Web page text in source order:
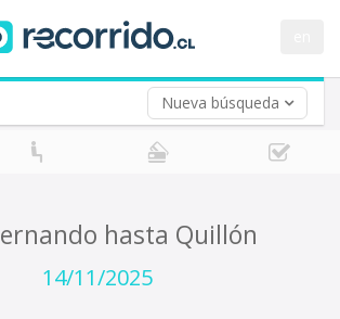
Nueva búsqueda
(opcional)
hasta Quillón
14/11/2025